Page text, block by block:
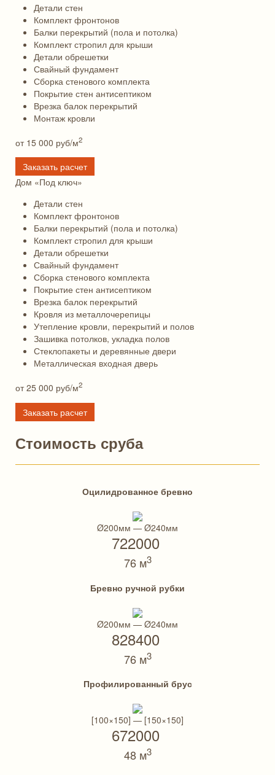
Детали стен
Комплект фронтонов
Балки перекрытий (пола и потолка)
Комплект стропил для крыши
Детали обрешетки
Свайный фундамент
Сборка стенового комплекта
Покрытие стен антисептиком
Врезка балок перекрытий
Монтаж кровли
от 15 000 руб/м2
Заказать расчет
Дом «Под ключ»
Детали стен
Комплект фронтонов
Балки перекрытий (пола и потолка)
Комплект стропил для крыши
Детали обрешетки
Свайный фундамент
Сборка стенового комплекта
Покрытие стен антисептиком
Врезка балок перекрытий
Кровля из металлочерепицы
Утепление кровли, перекрытий и полов
Зашивка потолков, укладка полов
Стеклопакеты и деревянные двери
Металлическая входная дверь
от 25 000 руб/м2
Заказать расчет
Стоимость сруба
Оцилидрованное бревно
Ø200мм — Ø240мм
722000
76 м3
Бревно ручной рубки
Ø200мм — Ø240мм
828400
76 м3
Профилированный брус
[100×150] — [150×150]
672000
48 м3